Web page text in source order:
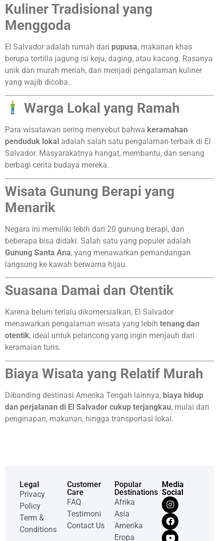
Kuliner Tradisional yang
Menggoda
El Salvador adalah rumah dari pupusa, makanan khas
berupa tortilla jagung isi keju, daging, atau kacang. Rasanya
unik dan murah meriah, dan menjadi pengalaman kuliner
yang wajib dicoba.
Warga Lokal yang Ramah
Para wisatawan sering menyebut bahwa keramahan
penduduk lokal adalah salah satu pengalaman terbaik di El
Salvador. Masyarakatnya hangat, membantu, dan senang
berbagi cerita budaya mereka.
Wisata Gunung Berapi yang
Menarik
Negara ini memiliki lebih dari 20 gunung berapi, dan
beberapa bisa didaki. Salah satu yang populer adalah
Gunung Santa Ana, yang menawarkan pemandangan
langsung ke kawah berwarna hijau.
Suasana Damai dan Otentik
Karena belum terlalu dikomersialkan, El Salvador
menawarkan pengalaman wisata yang lebih tenang dan
otentik, ideal untuk pelancong yang ingin menjauh dari
keramaian turis.
Biaya Wisata yang Relatif Murah
Dibanding destinasi Amerika Tengah lainnya, biaya hidup
dan perjalanan di El Salvador cukup terjangkau, mulai dari
penginapan, makanan, hingga transportasi lokal.
Legal
Privacy
Policy
Term &
Conditions
Customer
Care
FAQ
Testimoni
Contact Us
Popular
Destinations
Afrika
Asia
Amerika
Eropa
Media
Social